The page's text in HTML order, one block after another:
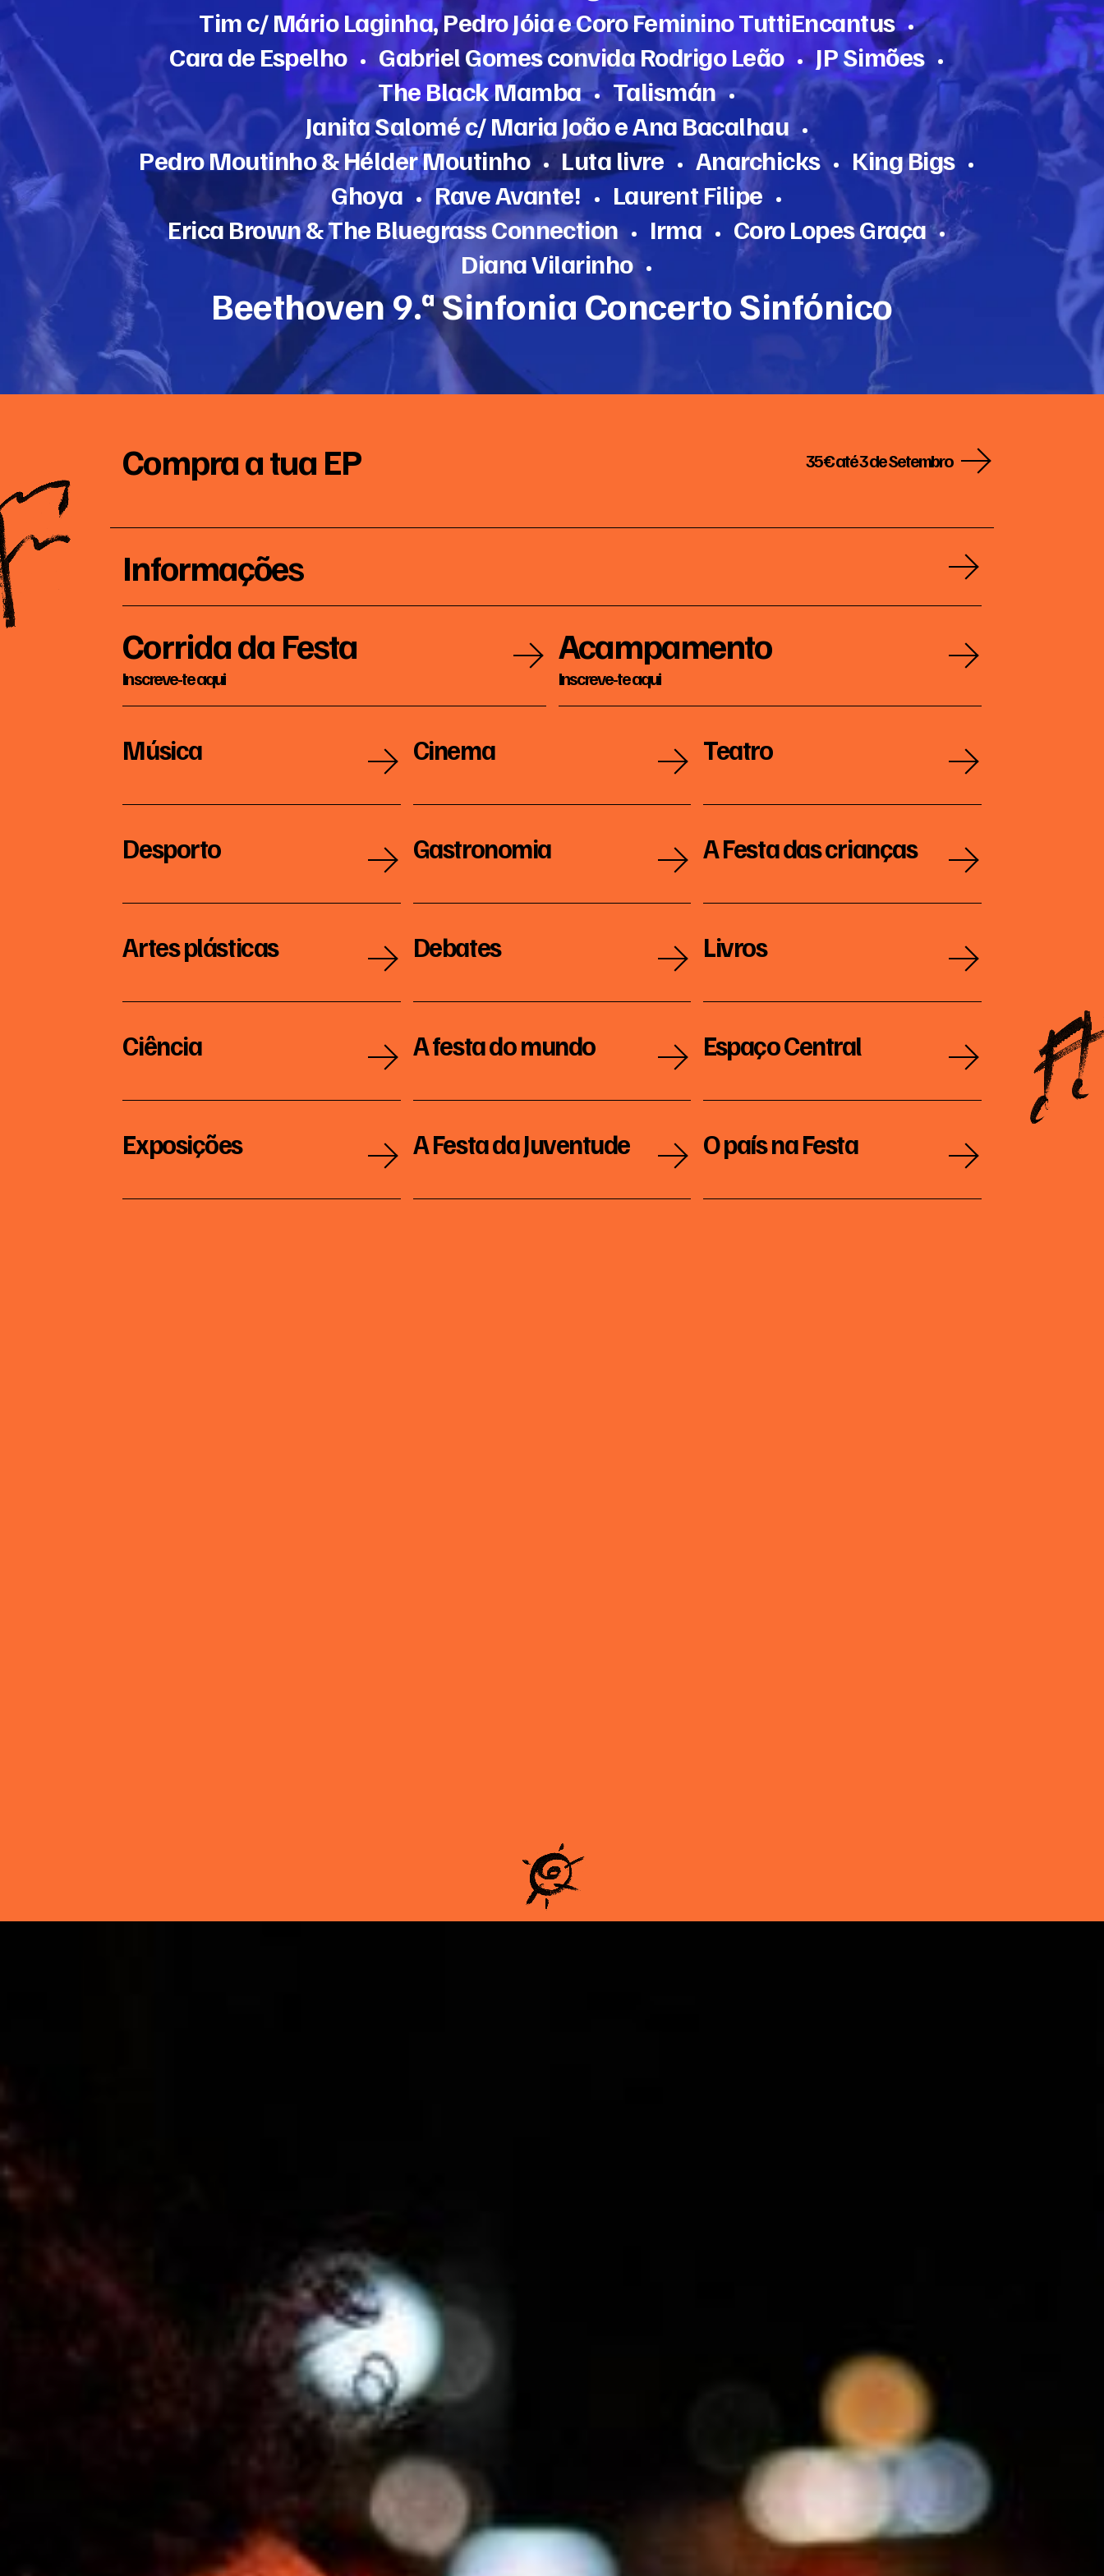
Atalaia
|
Amora
Seixal
Tim c/ Mário Laginha, Pedro Jóia e Coro Feminino TuttiEncantus •
Cara de Espelho • Gabriel Gomes convida Rodrigo Leão • JP Simões •
The Black Mamba • Talismán •
Janita Salomé c/ Maria João e Ana Bacalhau •
Pedro Moutinho & Hélder Moutinho • Luta livre • Anarchicks • King Bigs •
Ghoya • Rave Avante! • Laurent Filipe •
Erica Brown & The Bluegrass Connection • Irma • Coro Lopes Graça •
Diana Vilarinho •
Beethoven 9.ª Sinfonia Concerto Sinfónico
Compra a tua EP
35€ até 3 de Setembro
03
Informações
Corrida da Festa
Inscreve-te aqui
03
Acampamento
Inscreve-te aqui
Música Cinema Teatro
Desporto Gastronomia A Festa das crianças
Artes plásticas Debates Livros
Ciência A festa do mundo Espaço Central
Exposições A Festa da Juventude O país na Festa